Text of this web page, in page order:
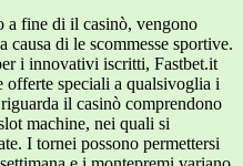
a fine di il casinò, vengono
causa di le scommesse sportive.
i innovativi iscritti, Fastbet.it
offerte speciali a qualsivoglia i
il casinò comprendono
machine, nei quali si
I tornei possono permettersi